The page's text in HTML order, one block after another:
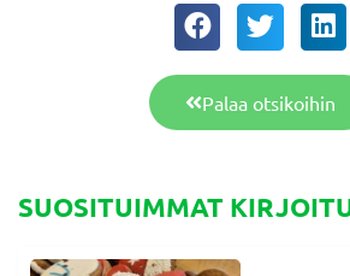
Palaa otsikoihin
SUOSITUIMMAT